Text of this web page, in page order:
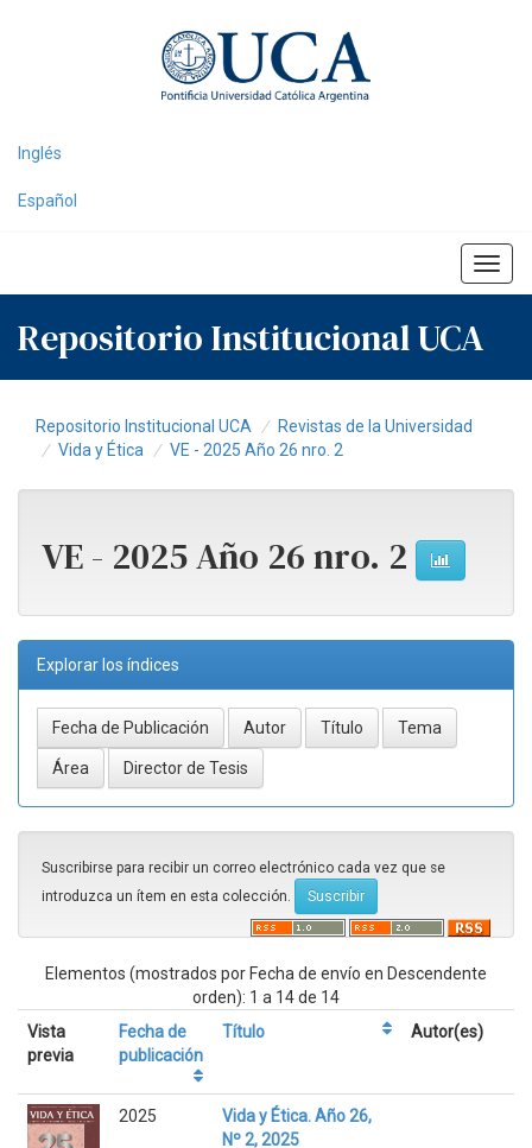
Inglés
Español
Repositorio Institucional UCA
Repositorio Institucional UCA
Revistas de la Universidad
Vida y Ética
VE - 2025 Año 26 nro. 2
VE - 2025 Año 26 nro. 2
Explorar los índices
Suscribirse para recibir un correo electrónico cada vez que se
introduzca un ítem en esta colección.
Elementos (mostrados por Fecha de envío en Descendente
orden): 1 a 14 de 14
Vista
previa
Fecha de
publicación
Título Autor(es)
2025
Vida y Ética. Año 26,
Nº 2, 2025